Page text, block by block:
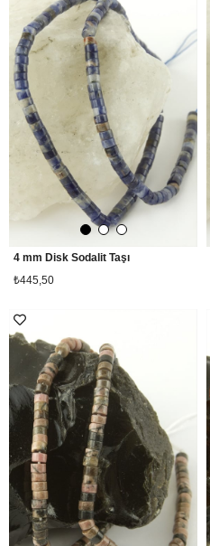
4 mm Disk Sodalit Taşı
₺445,50